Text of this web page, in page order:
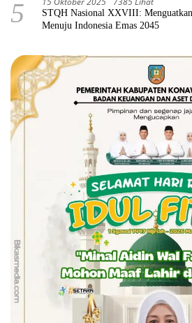
5
STQH Nasional XXVIII:
Menuju Indonesia Emas 2045